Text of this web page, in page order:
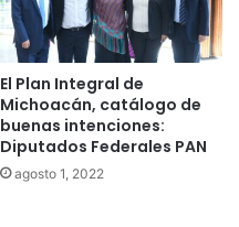
El Plan Integral de
Michoacán, catálogo de
buenas intenciones:
Diputados Federales PAN
agosto 1, 2022